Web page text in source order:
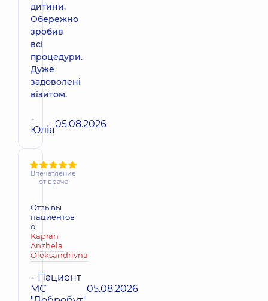
дитини.
Обережно
зробив
всі
процедури.
Дуже
задоволені
візитом.
–
Юлія05.08.2026
Впечатление
от врача
Отзывы
пациентов
о:
Kapran
Anzhela
Oleksandrivna
– Пациент
МС
05.08.2026